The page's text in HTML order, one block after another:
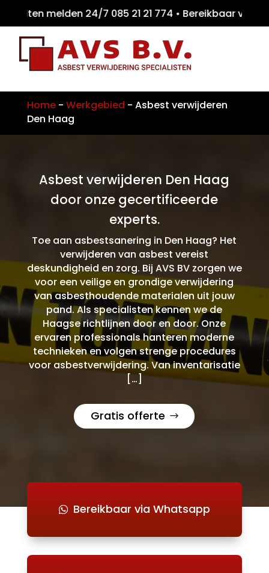
melden 24/7 085 21 21 774 •
Home- Werkgebied - Asbest verwijderen
Den Haag
Asbest verwijderen Den Haag
door onze gecertificeerde
experts.
Toe aan asbestsanering in Den Haag? Het
verwijderen van asbest vereist
deskundigheid en zorg. Bij AVS BV zorgen we
voor een veilige en grondige verwijdering
van asbesthoudende materialen uit jouw
pand. Als specialisten kennen we de
Haagse richtlijnen door en door. Onze
ervaren professionals hanteren moderne
technieken en volgen strenge procedures
voor asbestverwijdering. Van inventarisatie
[…]
Gratis offerte
Bereikbaar via Whatsapp